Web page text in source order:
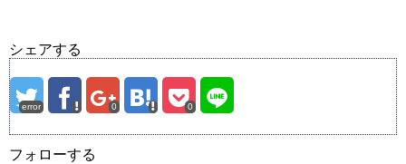
シェアする
error 0 0
フォローする